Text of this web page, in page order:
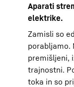
Aparati
elektrike.
Zamisli so
porabljamo.
premišljeni,
trajnostni.
toka in so